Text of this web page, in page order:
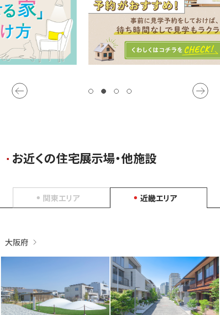
お近くの住宅展示場・他施設
関東エリア 近畿エリア
大阪府